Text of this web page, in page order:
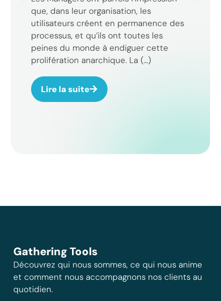
que, dans leur organisation, les
utilisateurs créent en permanence des
processus, et qu’ils ont toutes les
peines du monde à endiguer cette
prolifération anarchique. La (...)
Lire la suite
Gathering Tools
Découvrez qui nous sommes, ce qui nous anime
et comment nous accompagnons nos clients au
quotidien.